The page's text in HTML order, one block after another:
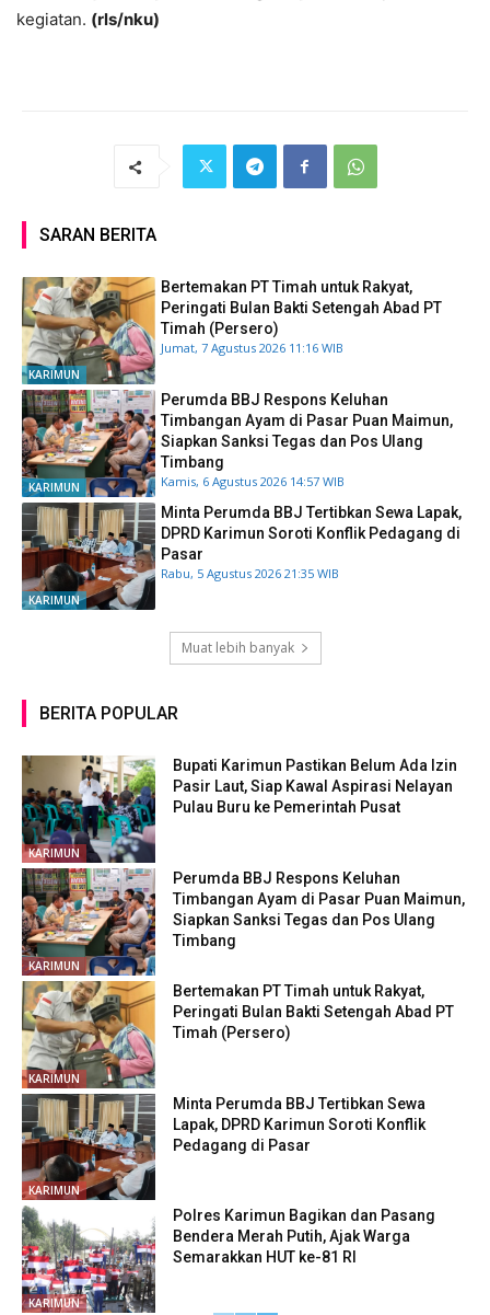
kegiatan. (rls/nku)
SARAN BERITA
KARIMUN
Bertemakan PT Timah untuk Rakyat,
Peringati Bulan Bakti Setengah Abad PT
Timah (Persero)
Jumat, 7 Agustus 2026 11:16 WIB
KARIMUN
Perumda BBJ Respons Keluhan
Timbangan Ayam di Pasar Puan Maimun,
Siapkan Sanksi Tegas dan Pos Ulang
Timbang
Kamis, 6 Agustus 2026 14:57 WIB
KARIMUN
Minta Perumda BBJ Tertibkan Sewa Lapak,
DPRD Karimun Soroti Konflik Pedagang di
Pasar
Rabu, 5 Agustus 2026 21:35 WIB
Muat lebih banyak
BERITA POPULAR
KARIMUN
Bupati Karimun Pastikan Belum Ada Izin
Pasir Laut, Siap Kawal Aspirasi Nelayan
Pulau Buru ke Pemerintah Pusat
KARIMUN
Perumda BBJ Respons Keluhan
Timbangan Ayam di Pasar Puan Maimun,
Siapkan Sanksi Tegas dan Pos Ulang
Timbang
KARIMUN
Bertemakan PT Timah untuk Rakyat,
Peringati Bulan Bakti Setengah Abad PT
Timah (Persero)
KARIMUN
Minta Perumda BBJ Tertibkan Sewa
Lapak, DPRD Karimun Soroti Konflik
Pedagang di Pasar
KARIMUN
Polres Karimun Bagikan dan Pasang
Bendera Merah Putih, Ajak Warga
Semarakkan HUT ke-81 RI